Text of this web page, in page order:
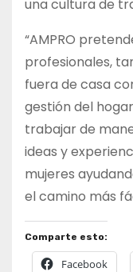
una cultura de
“AMPRO
profesionales,
fuera de casa
gestión del
trabajar de
ideas y
mujeres
el camino más
Comparte esto:
Facebook